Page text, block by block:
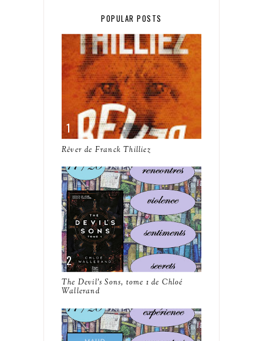
POPULAR POSTS
Rêver de Franck Thilliez
The Devil's Sons, tome 1 de Chloé
Wallerand